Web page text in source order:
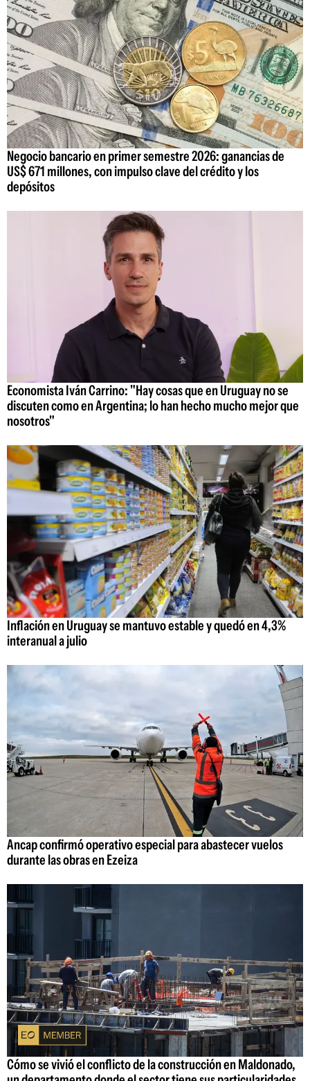
Negocio bancario en primer semestre 2026: ganancias de
US$ 671 millones, con impulso clave del crédito y los
depósitos
Economista Iván Carrino: "Hay cosas que en Uruguay no se
discuten como en Argentina; lo han hecho mucho mejor que
nosotros"
Inflación en Uruguay se mantuvo estable y quedó en 4,3%
interanual a julio
Ancap confirmó operativo especial para abastecer vuelos
durante las obras en Ezeiza
Cómo se vivió el conflicto de la construcción en Maldonado,